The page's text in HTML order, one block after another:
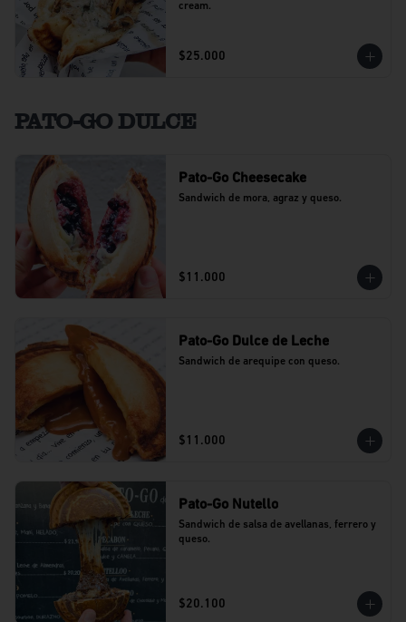
cream.
$25.000
PATO-GO DULCE
Pato-Go Cheesecake
Sandwich de mora, agraz y queso.
$11.000
Pato-Go Dulce de Leche
Sandwich de arequipe con queso.
$11.000
Pato-Go Nutello
Sandwich de salsa de avellanas, ferrero y
queso.
$20.100